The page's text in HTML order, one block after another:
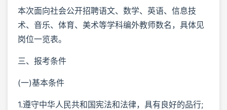
本次面向社会公开招聘语文、数学、英语、信息技
术、音乐、体育、美术等学科编外教师数名，具体见
岗位一览表。
三、报考条件
(一)基本条件
1.遵守中华人民共和国宪法和法律，具有良好的品行;